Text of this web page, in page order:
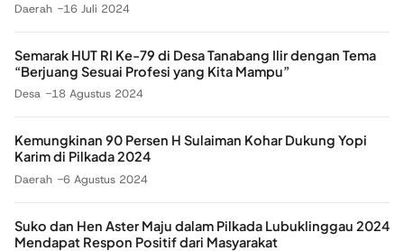
Daerah 16 Juli 2024
Semarak HUT RI Ke-79 di Desa Tanabang Ilir dengan Tema
“Berjuang Sesuai Profesi yang Kita Mampu”
Desa 18 Agustus 2024
Kemungkinan 90 Persen H Sulaiman Kohar Dukung Yopi
Karim di Pilkada 2024
Daerah 6 Agustus 2024
Suko dan Hen Aster Maju dalam Pilkada Lubuklinggau 2024
Mendapat Respon Positif dari Masyarakat